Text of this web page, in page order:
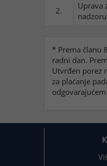
2.
Uprava
* Prema članu
radni dan.
Utvrđen porez
za plaćanje